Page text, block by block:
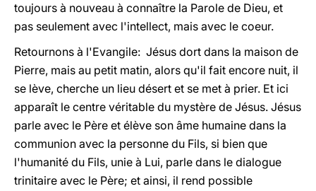
toujours à nouveau à connaître la Parole de Dieu, et
pas seulement avec l'intellect, mais avec le coeur.
Retournons à l'Evangile: Jésus dort dans la maison de
Pierre, mais au petit matin, alors qu'il fait encore nuit, il
se lève, cherche un lieu désert et se met à prier. Et ici
apparaît le centre véritable du mystère de Jésus. Jésus
parle avec le Père et élève son âme humaine dans la
communion avec la personne du Fils, si bien que
l'humanité du Fils, unie à Lui, parle dans le dialogue
trinitaire avec le Père; et ainsi, il rend possible